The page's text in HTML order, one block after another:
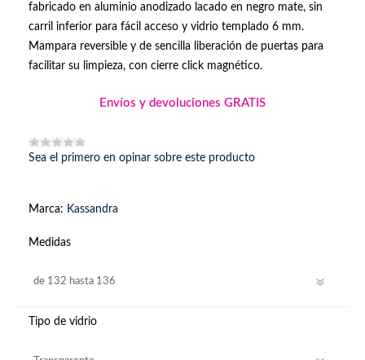
fabricado en aluminio anodizado lacado en negro mate, sin
carril inferior para fácil acceso y vidrio templado 6 mm.
Mampara reversible y de sencilla liberación de puertas para
facilitar su limpieza, con cierre click magnético.
Envíos y devoluciones GRATIS
Sea el primero en opinar sobre este producto
Marca: Kassandra
Medidas
Tipo de vidrio